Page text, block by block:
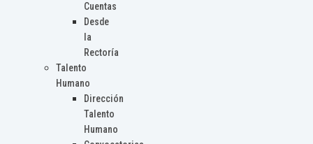
Cuentas
Desde
la
Rectoría
Talento
Humano
Dirección
Talento
Humano